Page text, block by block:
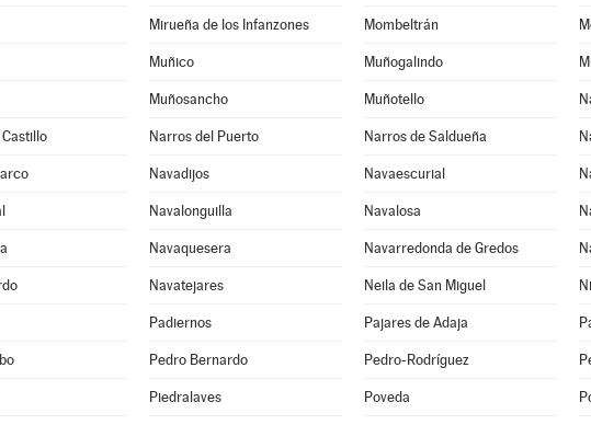
Mirueña de los Infanzones Mombeltrán
Muñico Muñogalindo
Muñosancho Muñotello
Narros del Puerto Narros de Saldueña
Navadijos Navaescurial
Navalonguilla Navalosa
Navaquesera Navarredonda de Gredos
Navatejares Neila de San Miguel
Padiernos Pajares de Adaja
Pedro Bernardo Pedro-Rodríguez
Piedralaves Poveda